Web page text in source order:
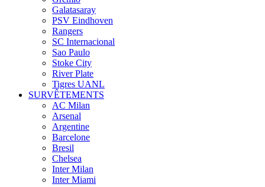
Galatasaray
PSV Eindhoven
Rangers
SC Internacional
Sao Paulo
Stoke City
River Plate
Tigres UANL
SURVÊTEMENTS
AC Milan
Arsenal
Argentine
Barcelone
Bresil
Chelsea
Inter Milan
Inter Miami